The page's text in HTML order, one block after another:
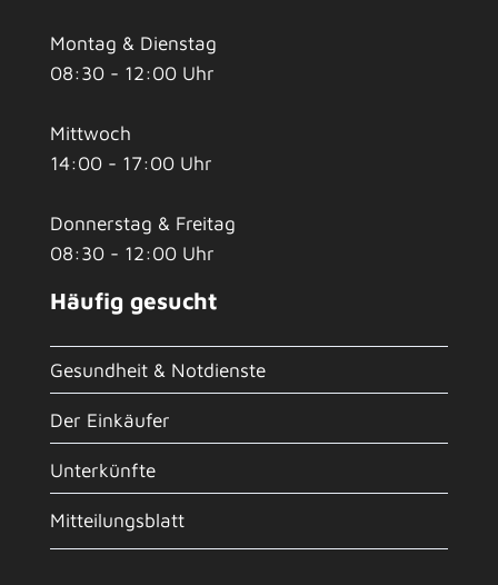
Montag & Dienstag
08:30 - 12:00 Uhr
Mittwoch
14:00 - 17:00 Uhr
Donnerstag & Freitag
08:30 - 12:00 Uhr
Häufig gesucht
Gesundheit & Notdienste
Der Einkäufer
Unterkünfte
Mitteilungsblatt